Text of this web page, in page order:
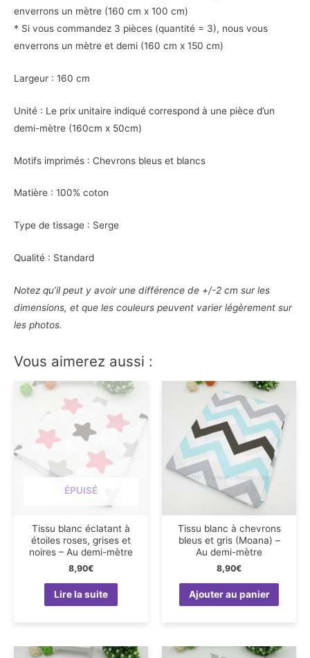
enverrons un mètre (160 cm x 100 cm)
* Si vous commandez 3 pièces (quantité = 3), nous vous
enverrons un mètre et demi (160 cm x 150 cm)
Largeur : 160 cm
Unité : Le prix unitaire indiqué correspond à une pièce d’un
demi-mètre (160cm x 50cm)
Motifs imprimés : Chevrons bleus et blancs
Matière : 100% coton
Type de tissage : Serge
Qualité : Standard
Notez qu’il peut y avoir une différence de +/-2 cm sur les
dimensions, et que les couleurs peuvent varier légèrement sur
les photos.
Vous aimerez aussi :
ÉPUISÉ
Tissu blanc éclatant à
étoiles roses, grises et
noires – Au demi-mètre
8,90€
Lire la suite
Tissu blanc à chevrons
bleus et gris (Moana) –
Au demi-mètre
8,90€
Ajouter au panier